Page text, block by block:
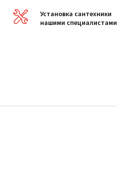
Установка сантехники
нашими специалистами